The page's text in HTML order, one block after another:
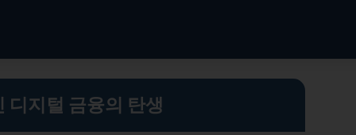
디지털 금융의 탄생